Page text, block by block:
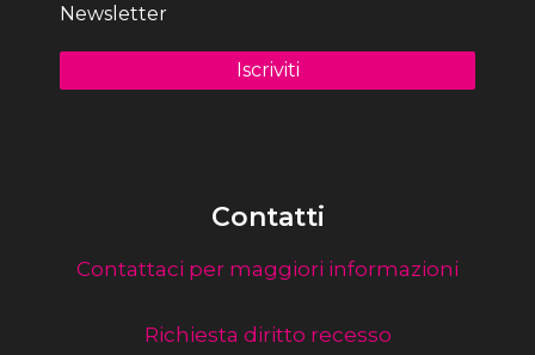
Newsletter
Contatti
Contattaci per maggiori informazioni
Richiesta diritto recesso